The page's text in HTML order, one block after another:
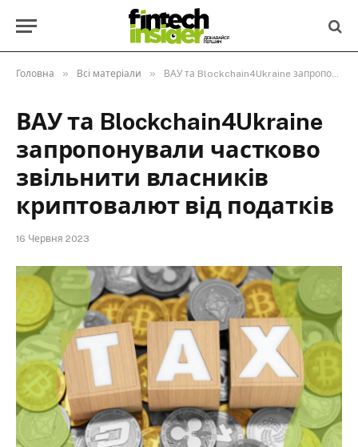
Головна » Всі матеріали » ВАУ та Blockchain4Ukraine запропонували частково звільнити власників криптовалют від податків
ВАУ та Blockchain4Ukraine
запропонували частково
звільнити власників
криптовалют від податків
16 Червня 2023